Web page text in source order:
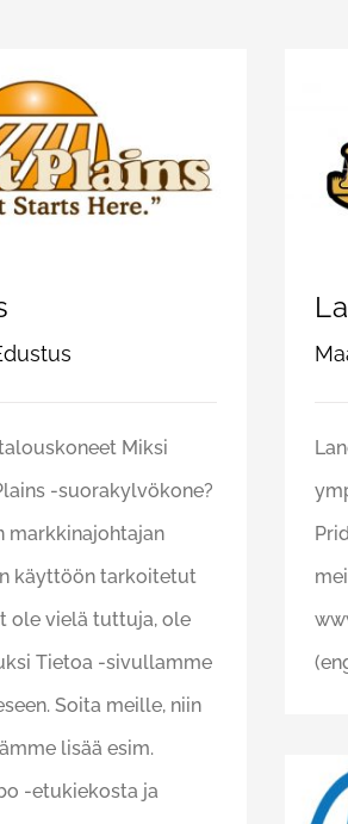
Miksi
-suorakylvökone?
markkinajohtajan
käyttöön tarkoitetut
ole vielä tuttuja, ole
Tietoa -sivullamme
Soita meille, niin
lisää esim.
-etukiekosta ja